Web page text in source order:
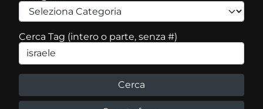
Cerca Tag (intero o parte, senza #)